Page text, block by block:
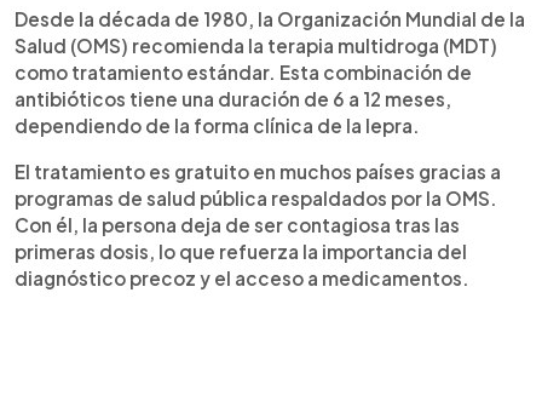
Desde la década de 1980, la Organización Mundial de la
Salud (OMS) recomienda la terapia multidroga (MDT)
como tratamiento estándar. Esta combinación de
antibióticos tiene una duración de 6 a 12 meses,
dependiendo de la forma clínica de la lepra.
El tratamiento es gratuito en muchos países gracias a
programas de salud pública respaldados por la OMS.
Con él, la persona deja de ser contagiosa tras las
primeras dosis, lo que refuerza la importancia del
diagnóstico precoz y el acceso a medicamentos.